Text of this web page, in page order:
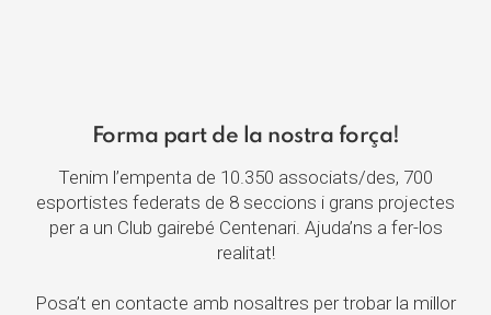
Forma part de la nostra força!
Tenim l’empenta de 10.350 associats/des, 700
esportistes federats de 8 seccions i grans projectes
per a un Club gairebé Centenari. Ajuda’ns a fer-los
realitat!
Posa’t en contacte amb nosaltres per trobar la millor